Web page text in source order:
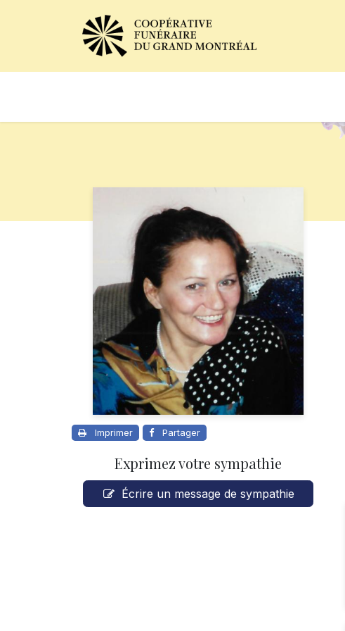
Imprimer Partager
Exprimez votre sympathie
Écrire un message de sympathie